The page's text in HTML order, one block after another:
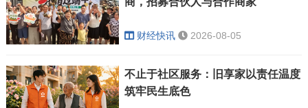
财经快讯 2026-08-05
不止于社区服务：旧享家以责任温度
筑牢民生底色